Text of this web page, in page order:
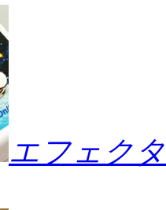
エフェク